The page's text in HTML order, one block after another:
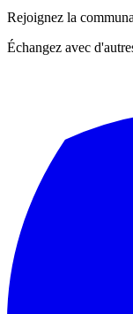
Rejoignez la
Échangez avec